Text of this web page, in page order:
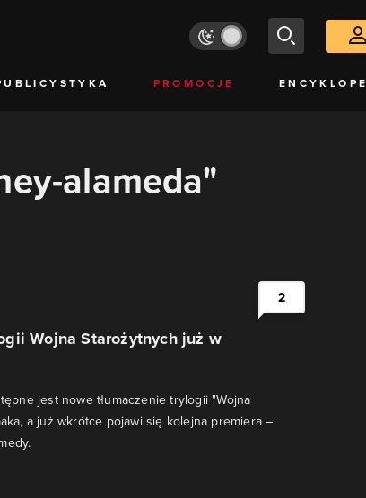
PROMOCJE
alameda"
Wojna Starożytnych już w
jest nowe tłumaczenie trylogii "Wojna
a już wkrótce pojawi się kolejna premiera –
2